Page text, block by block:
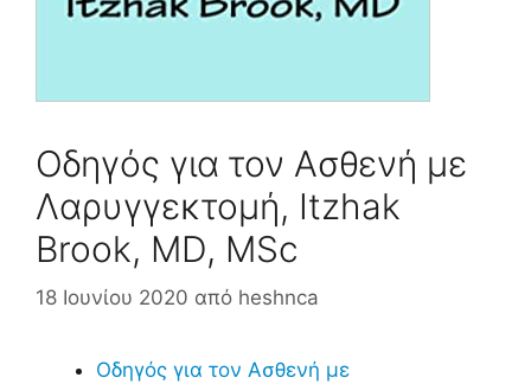
Οδηγός για τον Ασθενή με
Λαρυγγεκτομή, Itzhak
Brook, MD, MSc
18 Ιουνίου 2020 από heshnca
Οδηγός για τον Ασθενή με